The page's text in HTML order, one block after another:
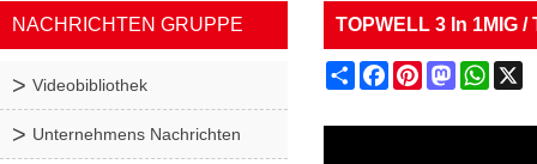
NACHRICHTEN GRUPPE
Videobibliothek
Unternehmens Nachrichten
TOPWELL 3 In 1MIG
ShareFacebookPinterestMastodon